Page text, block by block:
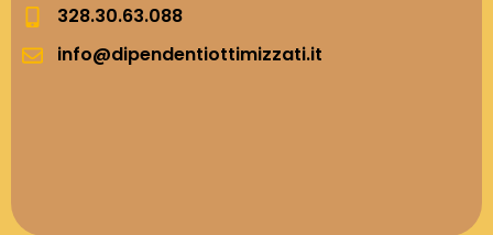
328.30.63.088
info@dipendentiottimizzati.it